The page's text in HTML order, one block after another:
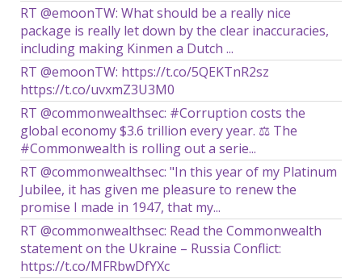
RT @emoonTW: What should be a really nice
package is really let down by the clear inaccuracies,
including making Kinmen a Dutch ...
RT @emoonTW: https://t.co/5QEKTnR2sz
https://t.co/uvxmZ3U3M0
RT @commonwealthsec: #Corruption costs the
global economy $3.6 trillion every year. ⚖️ The
#Commonwealth is rolling out a serie...
RT @commonwealthsec: "In this year of my Platinum
Jubilee, it has given me pleasure to renew the
promise I made in 1947, that my...
RT @commonwealthsec: Read the Commonwealth
statement on the Ukraine – Russia Conflict:
https://t.co/MFRbwDfYXc